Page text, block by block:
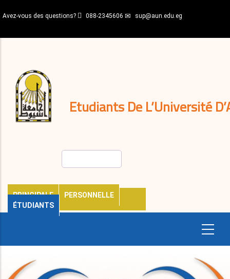
au
principal
Avez-vous des questions? 088-2345606 sup@aun.edu.eg
Etudiants De L’Université
PRINCIPALE
PERSONNELLE
ÉTUDIANTS
décisions
Expatriés
Journal